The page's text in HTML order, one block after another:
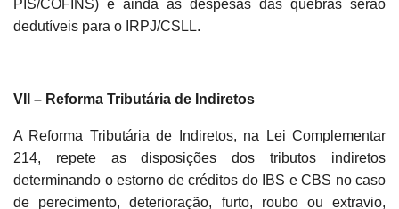
PIS/COFINS) e ainda as despesas das quebras serão
dedutíveis para o IRPJ/CSLL.
VII – Reforma Tributária de Indiretos
A Reforma Tributária de Indiretos, na Lei Complementar
214, repete as disposições dos tributos indiretos
determinando o estorno de créditos do IBS e CBS no caso
de perecimento, deterioração, furto, roubo ou extravio,